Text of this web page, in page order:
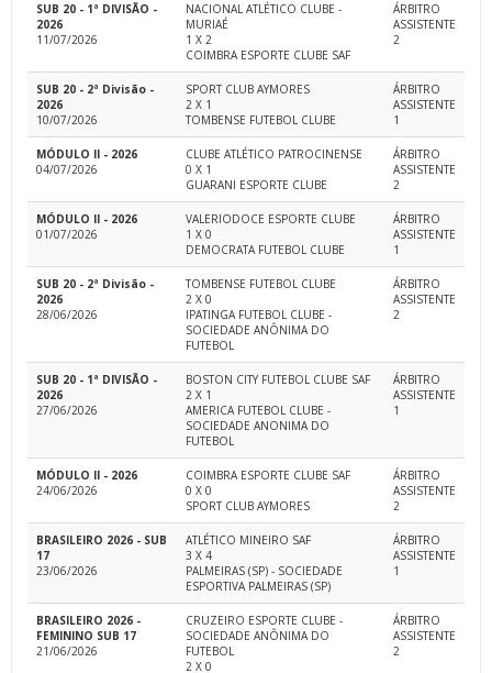
SUB 20 - 1ª DIVISÃO -
2026
11/07/2026
NACIONAL ATLÉTICO CLUBE -
MURIAÉ
1 X 2
COIMBRA ESPORTE CLUBE SAF
ÁRBITRO
ASSISTENTE
2
SUB 20 - 2ª Divisão -
2026
10/07/2026
SPORT CLUB AYMORES
2 X 1
TOMBENSE FUTEBOL CLUBE
ÁRBITRO
ASSISTENTE
1
MÓDULO II - 2026
04/07/2026
CLUBE ATLÉTICO PATROCINENSE
0 X 1
GUARANI ESPORTE CLUBE
ÁRBITRO
ASSISTENTE
2
MÓDULO II - 2026
01/07/2026
VALERIODOCE ESPORTE CLUBE
1 X 0
DEMOCRATA FUTEBOL CLUBE
ÁRBITRO
ASSISTENTE
1
SUB 20 - 2ª Divisão -
2026
28/06/2026
TOMBENSE FUTEBOL CLUBE
2 X 0
IPATINGA FUTEBOL CLUBE -
SOCIEDADE ANÔNIMA DO
FUTEBOL
ÁRBITRO
ASSISTENTE
2
SUB 20 - 1ª DIVISÃO -
2026
27/06/2026
BOSTON CITY FUTEBOL CLUBE SAF
2 X 1
AMERICA FUTEBOL CLUBE -
SOCIEDADE ANONIMA DO
FUTEBOL
ÁRBITRO
ASSISTENTE
1
MÓDULO II - 2026
24/06/2026
COIMBRA ESPORTE CLUBE SAF
0 X 0
SPORT CLUB AYMORES
ÁRBITRO
ASSISTENTE
2
BRASILEIRO 2026 - SUB
17
23/06/2026
ATLÉTICO MINEIRO SAF
3 X 4
PALMEIRAS (SP) - SOCIEDADE
ESPORTIVA PALMEIRAS (SP)
ÁRBITRO
ASSISTENTE
1
BRASILEIRO 2026 -
FEMININO SUB 17
21/06/2026
CRUZEIRO ESPORTE CLUBE -
SOCIEDADE ANÔNIMA DO
FUTEBOL
2 X 0
ÁRBITRO
ASSISTENTE
2